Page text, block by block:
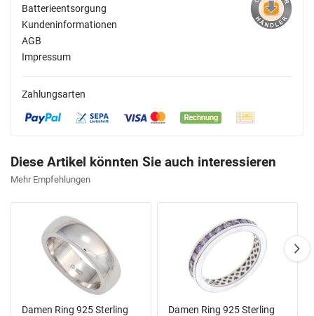
Batterieentsorgung
Kundeninformationen
AGB
Impressum
Zahlungsarten
Diese Artikel könnten Sie auch interessieren
Mehr Empfehlungen
Damen Ring 925 Sterling
Damen Ring 925 Sterling